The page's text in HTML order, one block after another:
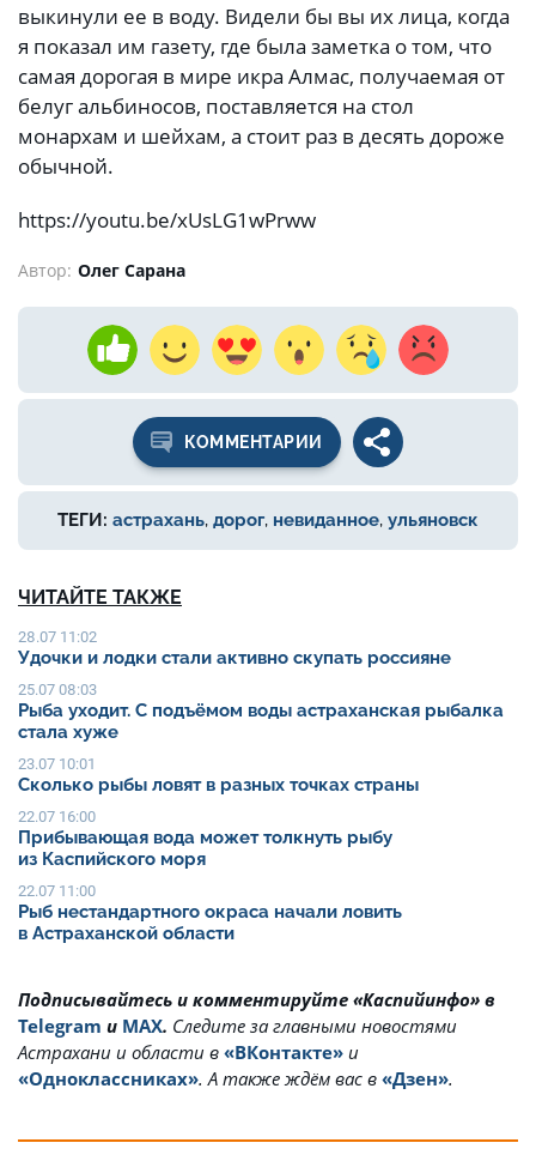
выкинули ее в воду. Видели бы вы их лица, когда
я показал им газету, где была заметка о том, что
самая дорогая в мире икра Алмас, получаемая от
белуг альбиносов, поставляется на стол
монархам и шейхам, а стоит раз в десять дороже
обычной.
https://youtu.be/xUsLG1wPrww
Автор: Олег Сарана
КОММЕНТАРИИ
ТЕГИ: астрахань, дорог, невиданное, ульяновск
ЧИТАЙТЕ ТАКЖЕ
28.07 11:02
Удочки и лодки стали активно скупать россияне
25.07 08:03
Рыба уходит. С подъёмом воды астраханская рыбалка
стала хуже
23.07 10:01
Сколько рыбы ловят в разных точках страны
22.07 16:00
Прибывающая вода может толкнуть рыбу
из Каспийского моря
22.07 11:00
Рыб нестандартного окраса начали ловить
в Астраханской области
Подписывайтесь и комментируйте «Каспийинфо» в
Telegram и MAX. Cледите за главными новостями
Астрахани и области в «ВКонтакте» и
«Одноклассниках». А также ждём вас в «Дзен».